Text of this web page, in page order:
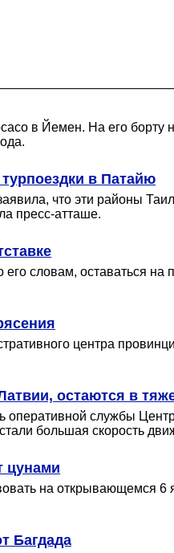
в Йемен. На его
в Патайю
что эти районы
пресс-атташе.
словам, оставаться
центра
остаются в
службы
большая скорость
цунами
на
Багдада